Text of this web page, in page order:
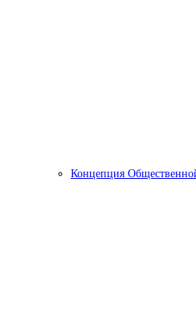
Концепция